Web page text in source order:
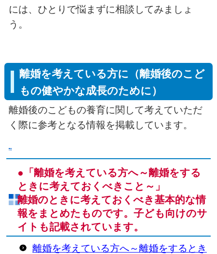
には、ひとりで悩まずに相談してみましょ
う。
離婚を考えている方に（離婚後のこど
もの健やかな成長のために）
離婚後のこどもの養育に関して考えていただ
く際に参考となる情報を掲載しています。
●「離婚を考えている方へ～離婚をする
ときに考えておくべきこと～」
離婚のときに考えておくべき基本的な情
報をまとめたものです。子ども向けのサ
イトも記載されています。
離婚を考えている方へ～離婚をするとき